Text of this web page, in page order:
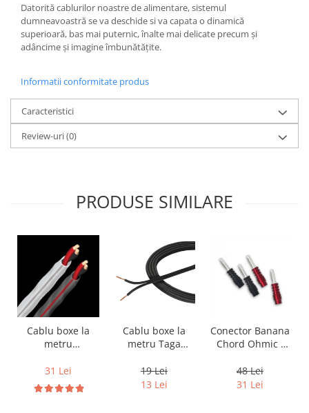
Datorită cablurilor noastre de alimentare, sistemul
dumneavoastră se va deschide si va capata o dinamică
superioară, bas mai puternic, înalte mai delicate precum și
adâncime și imagine îmbunătățite.
Informatii conformitate produs
Caracteristici
Review-uri(0)
PRODUSE SIMILARE
Cablu boxe la
metru
DB 16/2,
conductor cupru
LGC
31 Lei
Cablu boxe la
metru Taga
14B, 2 x 2mm
19 Lei
13 Lei
Conector Banana
Chord Ohmic -
48 Lei
31 Lei